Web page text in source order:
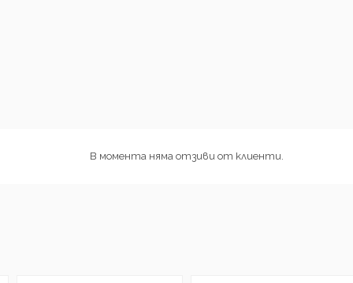
В момента няма отзиви от клиенти.